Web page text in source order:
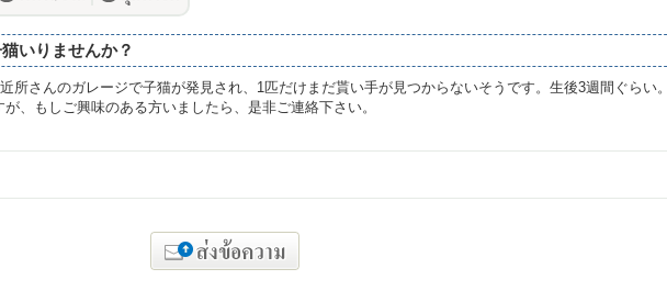
いりませんか？
所さんのガレージで子猫が発見され、1匹だけまだ貰い手が見つからないそうです。生後3週間ぐらい
、もしご興味のある方いましたら、是非ご連絡下さい。